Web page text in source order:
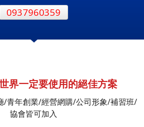
0937960359
界一定要使用的絕佳方案
/青年創業/經營網購/公司形象/補習班/
協會皆可加入